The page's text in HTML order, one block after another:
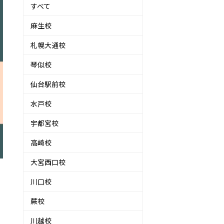
すべて
麻生校
札幌大通校
琴似校
仙台駅前校
水戸校
宇都宮校
高崎校
大宮西口校
川口校
蕨校
川越校